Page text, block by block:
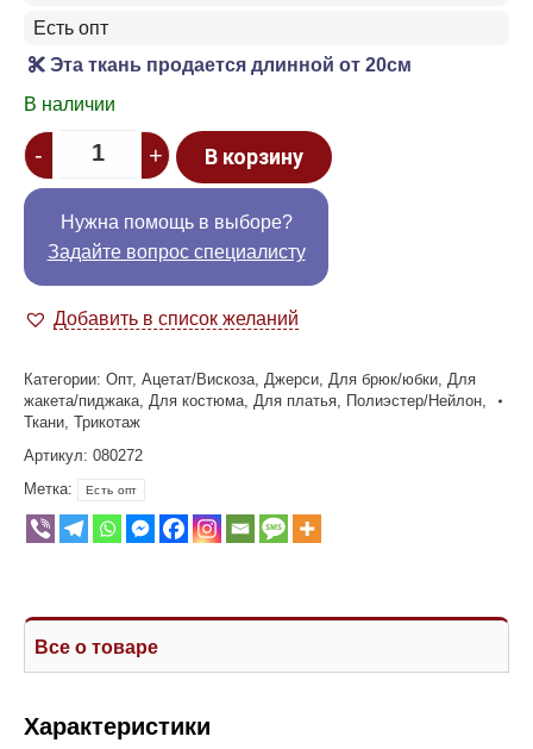
Есть опт
Эта ткань продается длинной от 20см
В наличии
Quantity
- + В корзину
Нужна помощь в выборе?
Задайте вопрос специалисту
Добавить в список желаний
Категории: Опт, Ацетат/Вискоза Джерси Для брюк/юбки Для
жакета/пиджака Для костюма Для платья Полиэстер/Нейлон
Ткани Трикотаж
Артикул: 080272
Метка:
Есть опт
Все о товаре
Характеристики